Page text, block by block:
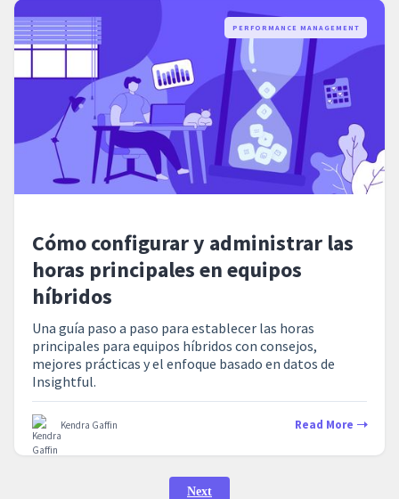
PERFORMANCE MANAGEMENT
Cómo configurar y administrar las
horas principales en equipos
híbridos
Una guía paso a paso para establecer las horas
principales para equipos híbridos con consejos,
mejores prácticas y el enfoque basado en datos de
Insightful.
Kendra Gaffin Read More
Next